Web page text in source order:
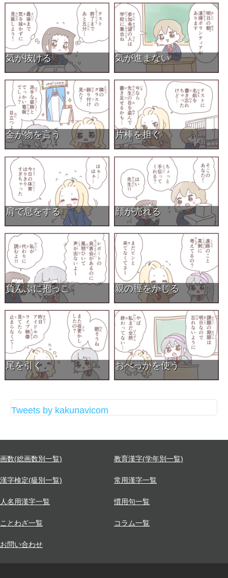
気が抜ける 気が進まない
金が物を言う 片棒を担ぐ
肩で息をする 顔が売れる
負んぶに抱っこ 親の脛をかじる
尾を引く おべっかを使う
Tweets by kakunavicom
画数(総画数別一覧) 教育漢字(学年別一覧)
漢字検定(級別一覧) 常用漢字一覧
人名用漢字一覧 慣用句一覧
ことわざ一覧 コラム一覧
お問い合わせ